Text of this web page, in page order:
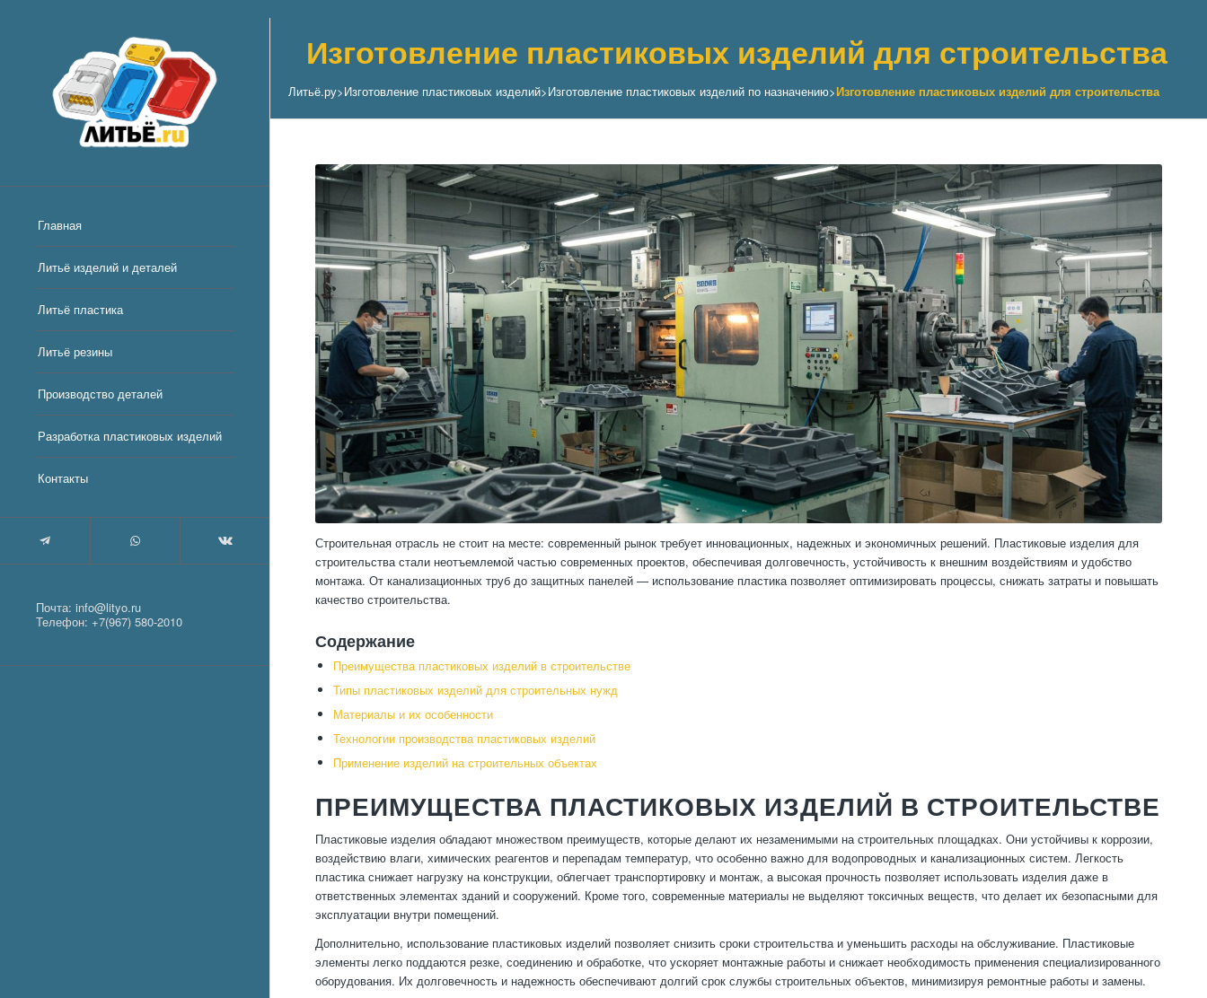
Главная
Литьё изделий и деталей
Литьё пластика
Литьё резины
Производство деталей
Разработка пластиковых изделий
Контакты
Почта: info@lityo.ru
Телефон: +7(967) 580-2010
Изготовление пластиковых изделий для строительства
Литьё.ру>Изготовление пластиковых изделий>Изготовление пластиковых изделий по назначению>Изготовление пластиковых изделий для строительства
Строительная отрасль не стоит на месте: современный рынок требует инновационных, надежных и экономичных решений. Пластиковые изделия для
строительства стали неотъемлемой частью современных проектов, обеспечивая долговечность, устойчивость к внешним воздействиям и удобство
монтажа. От канализационных труб до защитных панелей — использование пластика позволяет оптимизировать процессы, снижать затраты и повышать
качество строительства.
Содержание
Преимущества пластиковых изделий в строительстве
Типы пластиковых изделий для строительных нужд
Материалы и их особенности
Технологии производства пластиковых изделий
Применение изделий на строительных объектах
ПРЕИМУЩЕСТВА ПЛАСТИКОВЫХ ИЗДЕЛИЙ В СТРОИТЕЛЬСТВЕ
Пластиковые изделия обладают множеством преимуществ, которые делают их незаменимыми на строительных площадках. Они устойчивы к коррозии,
воздействию влаги, химических реагентов и перепадам температур, что особенно важно для водопроводных и канализационных систем. Легкость
пластика снижает нагрузку на конструкции, облегчает транспортировку и монтаж, а высокая прочность позволяет использовать изделия даже в
ответственных элементах зданий и сооружений. Кроме того, современные материалы не выделяют токсичных веществ, что делает их безопасными для
эксплуатации внутри помещений.
Дополнительно, использование пластиковых изделий позволяет снизить сроки строительства и уменьшить расходы на обслуживание. Пластиковые
элементы легко поддаются резке, соединению и обработке, что ускоряет монтажные работы и снижает необходимость применения специализированного
оборудования. Их долговечность и надежность обеспечивают долгий срок службы строительных объектов, минимизируя ремонтные работы и замены.